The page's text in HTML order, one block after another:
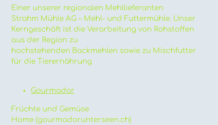
Einer unserer regionalen Mehllieferanten
Strahm Mühle AG – Mehl- und Futtermühle. Unser
Kerngeschäft ist die Verarbeitung von Rohstoffen
aus der Region zu
hochstehenden Backmehlen sowie zu Mischfutter
für die Tierernährung
Gourmador
Früchte und Gemüse
Home (gourmadorunterseen.ch)